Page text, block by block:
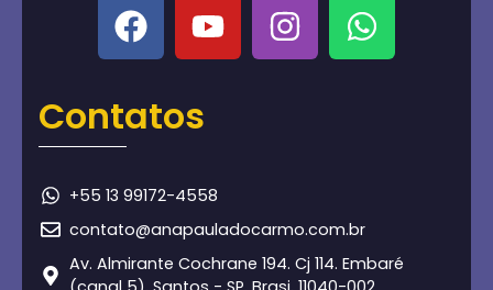
Contatos
+55 13 99172-4558
contato@anapauladocarmo.com.br
Av. Almirante Cochrane 194. Cj 114. Embaré